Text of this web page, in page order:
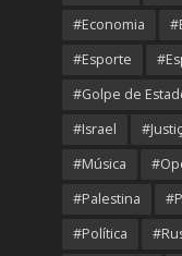
#Economia
#Esporte
#Golpe de
#Israel
#Música
#Palestina
#Política